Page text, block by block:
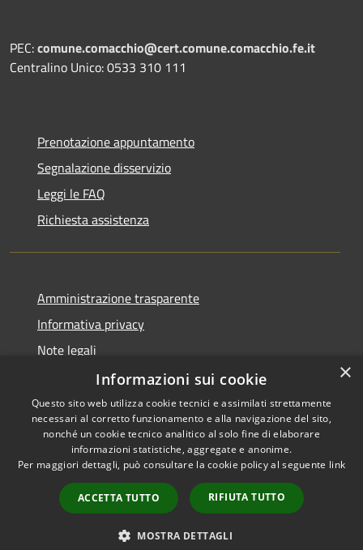
PEC:comune.comacchio@cert.comune.comacchio.fe.it
Centralino Unico: 0533 310 111
Prenotazione appuntamento
Segnalazione disservizio
Leggi le FAQ
Richiesta assistenza
Amministrazione trasparente
Informativa privacy
Note legali
Dichiarazione di accessibilità
RSS
Accessibilità
Copyright © 2026 • Città di
Comacchio • Powered by
Municipium•
Accesso
redazione
×
Informazioni sui cookie
Questo sito web utilizza cookie tecnici e assimilati strettamente
necessari al corretto funzionamento e alla navigazione del sito,
nonché un cookie tecnico analitico al solo fine di elaborare
informazioni statistiche, aggregate e anonime.
Per maggiori dettagli, può consultare la cookie policy al seguente link
ACCETTA TUTTO RIFIUTA TUTTO
MOSTRA DETTAGLI